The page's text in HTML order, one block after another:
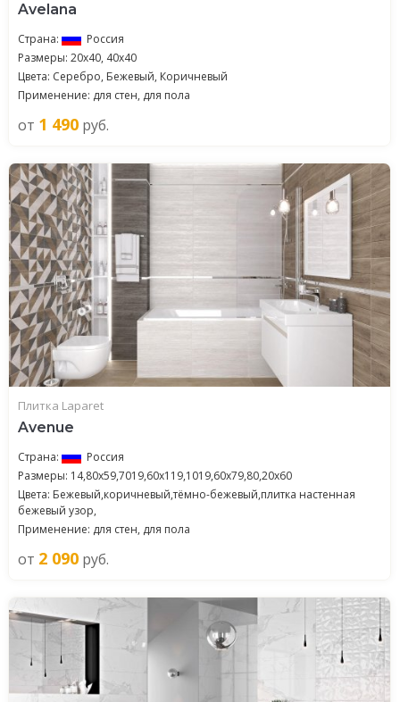
Avelana
Страна:
Россия
Размеры: 20x40, 40x40
Цвета: Серебро, Бежевый, Коричневый
Применение: для стен, для пола
от 1 490 руб.
Плитка Laparet
Avenue
Страна:
Россия
Размеры: 14,80x59,7019,60x119,1019,60x79,80,20x60
Цвета: Бежевый,коричневый,тёмно-бежевый,плитка настенная
бежевый узор,
Применение: для стен, для пола
от 2 090 руб.